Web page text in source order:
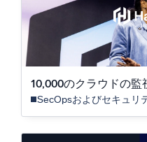
10,000のクラウドの監
SecOpsおよびセキュリ